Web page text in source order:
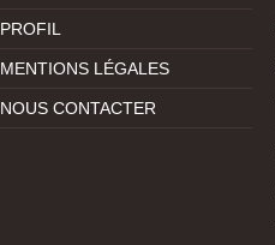
PROFIL
MENTIONS LÉGALES
NOUS CONTACTER